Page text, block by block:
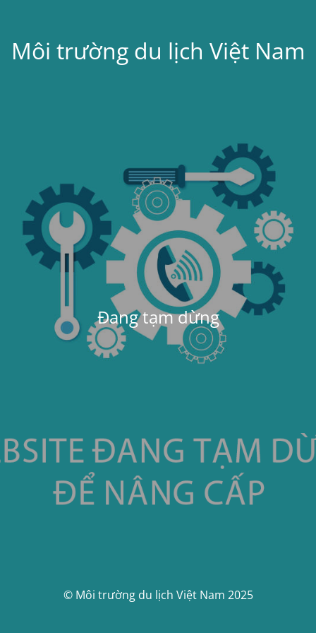
Môi trường du lịch Việt Nam
Đang tạm dừng
© Môi trường du lịch Việt Nam 2025